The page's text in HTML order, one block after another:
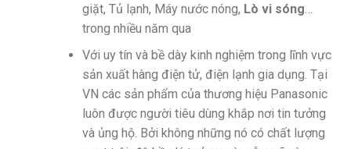
giặt, Tủ lạnh, Máy nước nóng, Lò vi sóng
trong nhiều năm qua
Với uy tín và bề dày kinh nghiệm trong lĩnh vực
sản xuất hàng điện tử, điện lạnh gia dụng. Tại
VN các sản phẩm của thương hiệu Panasonic
luôn được người tiêu dùng khắp nơi tin tưởng
và ủng hộ. Bởi không những nó có chất lượng